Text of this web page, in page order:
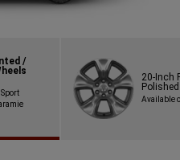
/
20-Inch
Available